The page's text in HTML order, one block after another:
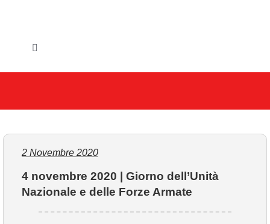
Toggle
IL COMUNE
SERVIZI E UTILITA’
AREE TEMATICHE
2 Novembre 2020
4 novembre 2020 | Giorno dell’Unità
Nazionale e delle Forze Armate